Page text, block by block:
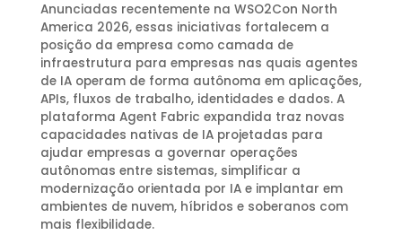
Anunciadas recentemente na WSO2Con North
America 2026, essas iniciativas fortalecem a
posição da empresa como camada de
infraestrutura para empresas nas quais agentes
de IA operam de forma autônoma em aplicações,
APIs, fluxos de trabalho, identidades e dados. A
plataforma Agent Fabric expandida traz novas
capacidades nativas de IA projetadas para
ajudar empresas a governar operações
autônomas entre sistemas, simplificar a
modernização orientada por IA e implantar em
ambientes de nuvem, híbridos e soberanos com
mais flexibilidade.